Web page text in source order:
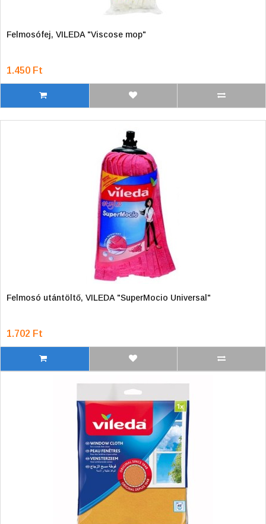
Felmosófej, VILEDA "Viscose mop"
1.450 Ft
Felmosó utántöltő, VILEDA "SuperMocio Universal"
1.702 Ft